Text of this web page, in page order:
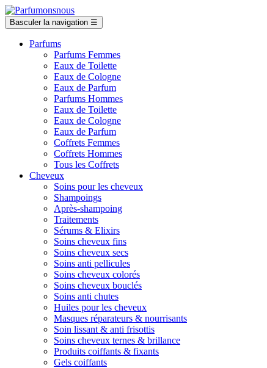
Basculer la navigation ☰
Parfums
Parfums Femmes
Eaux de Toilette
Eaux de Cologne
Eaux de Parfum
Parfums Hommes
Eaux de Toilette
Eaux de Cologne
Eaux de Parfum
Coffrets Femmes
Coffrets Hommes
Tous les Coffrets
Cheveux
Soins pour les cheveux
Shampoings
Après-shampoing
Traitements
Sérums & Elixirs
Soins cheveux fins
Soins cheveux secs
Soins anti pellicules
Soins cheveux colorés
Soins cheveux bouclés
Soins anti chutes
Huiles pour les cheveux
Masques réparateurs & nourrisants
Soin lissant & anti frisottis
Soins cheveux ternes & brillance
Produits coiffants & fixants
Gels coiffants